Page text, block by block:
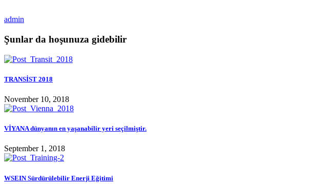
admin
Şunlar da hoşunuza gidebilir
TRANSİST 2018
November 10, 2018
VİYANA dünyanın en yaşanabilir yeri seçilmiştir.
September 1, 2018
WSEIN Sürdürülebilir Enerji Eğitimi